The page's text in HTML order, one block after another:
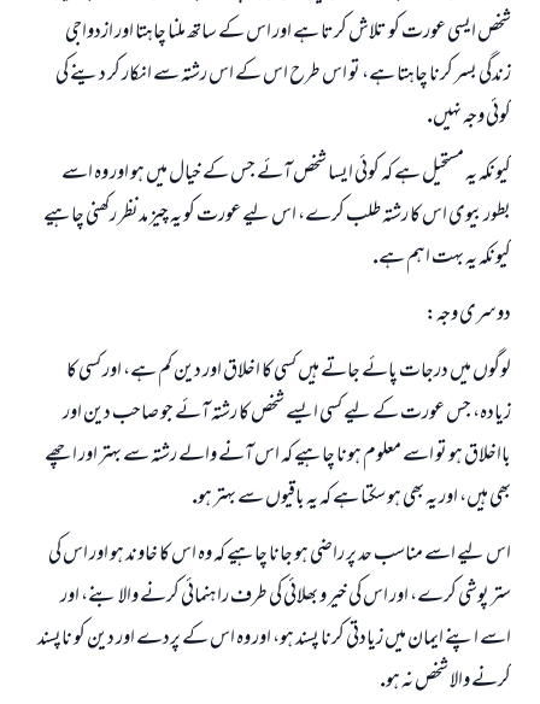
شخص ايسى عورت كو تلاش كرتا ہے اور اس كے ساتھ ملنا چاہتا اور ازدواجى
زندگى بسر كرنا چاہتا ہے، تو اس طرح اس كے اس رشتہ سے انكار كر دينے كى
كوئى وجہ نہيں.
كيونكہ يہ مستحيل ہے كہ كوئى ايسا شخص آئے جس كے خيال ميں ہو اور وہ اسے
بطور بيوى اس كا رشتہ طلب كرے، اس ليے عورت كو يہ چيز مدنظر ركھنى چاہيے
كيونكہ يہ بہت اہم ہے.
دوسرى وجہ:
لوگوں ميں درجات پائے جاتے ہيں كسى كا اخلاق اور دين كم ہے، اور كسى كا
زيادہ، جس عورت كے ليے كسى ايسے شخص كا رشتہ آئے جو صاحب دين اور
بااخلاق ہو تو اسے معلوم ہونا چاہيے كہ اس آنے والے رشتہ سے بہتر اور اچھے
بھى ہيں، اور يہ بھى ہو سكتا ہے كہ يہ باقيوں سے بہتر ہو.
اس ليے اسے مناسب حد پر راضى ہو جانا چاہيے كہ وہ اس كا خاوند ہو اور اس كى
ستر پوشى كرے، اور اس كى خير و بھلائى كى طرف راہنمائى كرنے والا بنے، اور
اسے اپنے ايمان ميں زيادتى كرنا پسند ہو، اور وہ اس كے پردے اور دين كو ناپسند
كرنے والا شخص نہ ہو.
ابھی تعاون کریں